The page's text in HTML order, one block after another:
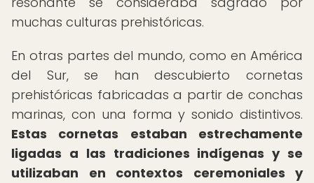
muchas culturas prehistóricas.
En otras partes del mundo, como en América
del Sur, se han descubierto cornetas
prehistóricas fabricadas a partir de conchas
marinas, con una forma y sonido distintivos.
Estas cornetas estaban estrechamente
ligadas a las tradiciones indígenas y se
utilizaban en contextos ceremoniales y